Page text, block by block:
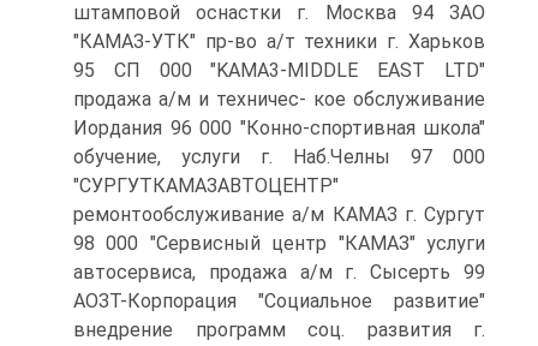
штамповой оснастки г. Москва 94 ЗАО
"КАМАЗ-УТК" пр-во а/т техники г. Харьков
95 СП 000 "KAMA3-MIDDLE EAST LTD"
продажа а/м и техничес- кое обслуживание
Иордания 96 000 "Конно-спортивная школа"
обучение, услуги г. Наб.Челны 97 000
"СУРГУТКАМАЗАВТОЦЕНТР"
ремонтообслуживание а/м КАМАЗ г. Сургут
98 000 "Сервисный центр "КАМАЗ" услуги
автосервиса, продажа а/м г. Сысерть 99
АОЗТ-Корпорация "Социальное развитие"
внедрение программ соц. развития г.